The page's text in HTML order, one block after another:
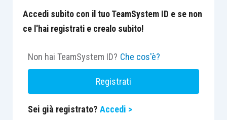
Accedi subito con il tuo TeamSystem ID e se non
ce l'hai registrati e crealo subito!
Non hai TeamSystem ID? Che cos'è?
Registrati
Sei già registrato? Accedi >